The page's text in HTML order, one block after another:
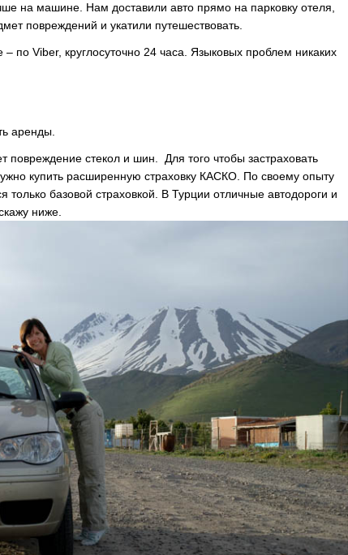
на машине. Нам доставили авто прямо на парковку отеля,
повреждений и укатили путешествовать.
по Viber, круглосуточно 24 часа. Языковых проблем никаких
аренды.
повреждение стекол и шин. Для того чтобы застраховать
купить расширенную страховку КАСКО. По своему опыту
только базовой страховкой. В Турции отличные автодороги и
ниже.